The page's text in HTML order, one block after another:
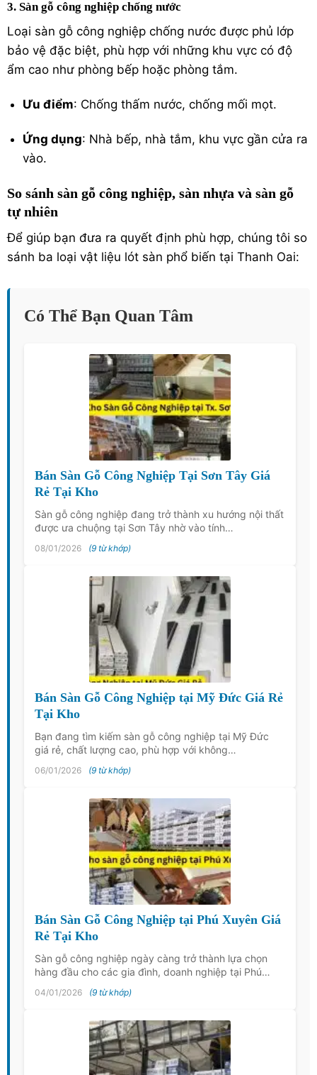
3. Sàn gỗ công nghiệp chống nước
Loại sàn gỗ công nghiệp chống nước được phủ lớp
bảo vệ đặc biệt, phù hợp với những khu vực có độ
ẩm cao như phòng bếp hoặc phòng tắm.
Ưu điểm: Chống thấm nước, chống mối mọt.
Ứng dụng: Nhà bếp, nhà tắm, khu vực gần cửa ra
vào.
So sánh sàn gỗ công nghiệp, sàn nhựa và sàn gỗ
tự nhiên
Để giúp bạn đưa ra quyết định phù hợp, chúng tôi so
sánh ba loại vật liệu lót sàn phổ biến tại Thanh Oai:
Có Thể Bạn Quan Tâm
Bán Sàn Gỗ Công Nghiệp Tại Sơn Tây Giá
Rẻ Tại Kho
Sàn gỗ công nghiệp đang trở thành xu hướng nội thất
được ưa chuộng tại Sơn Tây nhờ vào tính…
08/01/2026 (9 từ khớp)
Bán Sàn Gỗ Công Nghiệp tại Mỹ Đức Giá Rẻ
Tại Kho
Bạn đang tìm kiếm sàn gỗ công nghiệp tại Mỹ Đức
giá rẻ, chất lượng cao, phù hợp với không…
06/01/2026 (9 từ khớp)
Bán Sàn Gỗ Công Nghiệp tại Phú Xuyên Giá
Rẻ Tại Kho
Sàn gỗ công nghiệp ngày càng trở thành lựa chọn
hàng đầu cho các gia đình, doanh nghiệp tại Phú…
04/01/2026 (9 từ khớp)